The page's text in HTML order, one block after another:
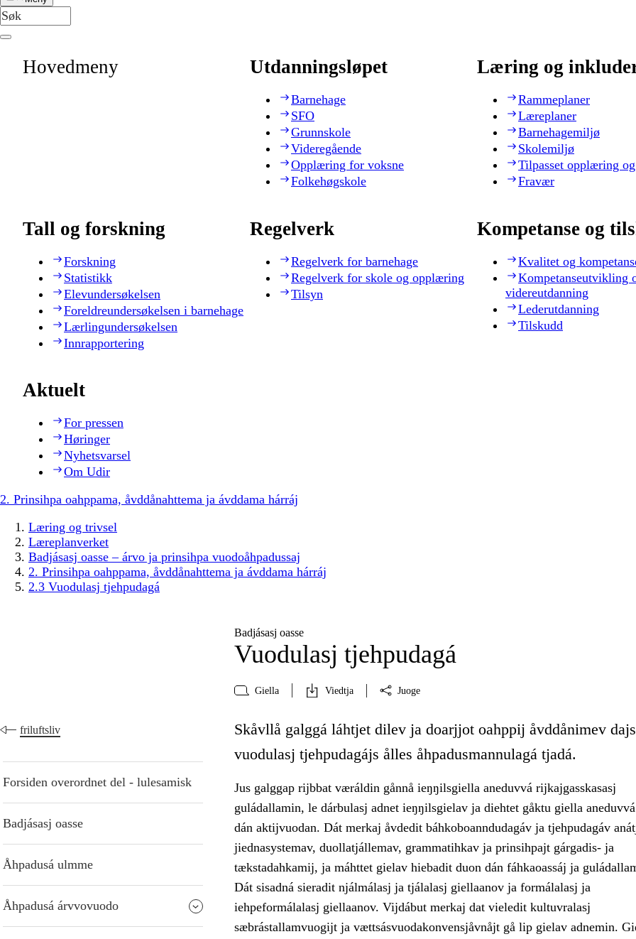
Hovedmeny Utdanningsløpet
Barnehage
SFO
Grunnskole
Videregående
Opplæring for voksne
Folkehøgskole
Læring og
Rammeplaner
Læreplaner
Barnehagemiljø
Skolemiljø
Tilpasset opplæring
Fravær
Tall og forskning
Forskning
Statistikk
Elevundersøkelsen
Foreldreundersøkelsen i barnehage
Lærlingundersøkelsen
Innrapportering
Regelverk
Regelverk for barnehage
Regelverk for skole og opplæring
Tilsyn
Kompetanse og
Kvalitet og
Kompetanseutvikling
videreutdanning
Lederutdanning
Tilskudd
Aktuelt
For pressen
Høringer
Nyhetsvarsel
Om Udir
2. Prinsihpa oahppama, åvddånahttema ja ávddama hárráj
Læring og trivsel
Læreplanverket
Badjásasj oasse – árvo ja prinsihpa vuodoåhpadussaj
2. Prinsihpa oahppama, åvddånahttema ja ávddama hárráj
2.3 Vuodulasj tjehpudagá
Badjásasj oasse
Vuodulasj tjehpudagá
Giella Viedtja Juoge
friluftsliv
Forsiden overordnet del - lulesamisk
Badjásasj oasse
Åhpadusá ulmme
Åhpadusá árvvovuodo
Skåvllå galggá láhtjet dilev ja doarjjot oahppij åvddånimev
vuodulasj tjehpudagájs ålles åhpadusmannulagá tjadá.
Jus galggap rijbbat væráldin gånnå ieŋŋilsgiella aneduvvá rijkajgasskasasj
guládallamin, le dárbulasj adnet ieŋŋilsgielav ja diehtet gåktu giella
dán aktijvuodan. Dát merkaj åvdedit báhkoboanndudagáv ja tjehpudagáv
jiednasystemav, duollatjállemav, grammatihkav ja prinsihpajt gárgadis- ja
tækstadahkamij, ja máhttet gielav hiebadit duon dán fáhkaoassáj ja
Dát sisadná sieradit njálmálasj ja tjálalasj giellaanov ja formálalasj ja
iehpeformálalasj giellaanov. Vijdábut merkaj dat vieledit kultuvralasj
sæbrástallamvuogijt ja vættsásvuodakonvensjåvnåjt gå lip gielav adnemin.